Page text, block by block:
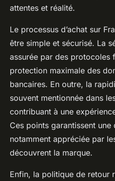
attentes et réalité.
Le processus d’achat sur
être simple et sécurisé. La
assurée par des protocoles
protection maximale des
bancaires. En outre, la
souvent mentionnée dans
contribuant à une
Ces points garantissent
notamment appréciée par
découvrent la marque.
Enfin, la politique de retour